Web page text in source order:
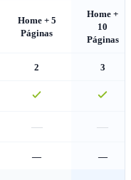
Home + 5
Páginas
Home +
10
Páginas
2 3
— —
— —